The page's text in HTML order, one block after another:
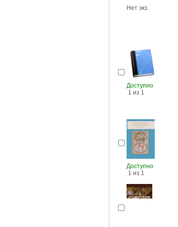
Нет экз.
Доступно
1 из 1
Доступно
1 из 1